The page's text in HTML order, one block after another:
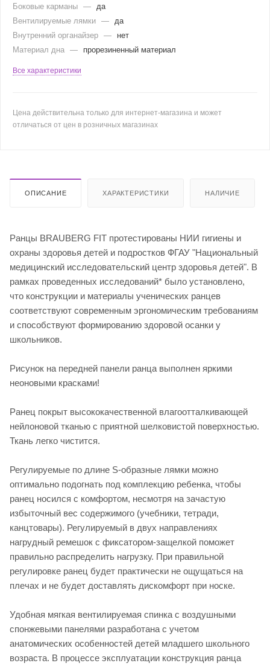
Боковые карманы —
да
Вентилируемые лямки —
да
Внутренний органайзер —
нет
Материал дна — прорезиненный материал
Все характеристики
Цена действительна только для интернет-магазина и может
отличаться от цен в розничных магазинах
ОПИСАНИЕ ХАРАКТЕРИСТИКИ НАЛИЧИЕ
Ранцы BRAUBERG FIT протестированы НИИ гигиены и
охраны здоровья детей и подростков ФГАУ "Национальный
медицинский исследовательский центр здоровья детей". В
рамках проведенных исследований* было установлено,
что конструкции и материалы ученических ранцев
соответствуют современным эргономическим требованиям
и способствуют формированию здоровой осанки у
школьников.
Рисунок на передней панели ранца выполнен яркими
неоновыми красками!
Ранец покрыт высококачественной влагоотталкивающей
нейлоновой тканью с приятной шелковистой поверхностью.
Ткань легко чистится.
Регулируемые по длине S-образные лямки можно
оптимально подогнать под комплекцию ребенка, чтобы
ранец носился с комфортом, несмотря на зачастую
избыточный вес содержимого (учебники, тетради,
канцтовары). Регулируемый в двух направлениях
нагрудный ремешок с фиксатором-защелкой поможет
правильно распределить нагрузку. При правильной
регулировке ранец будет практически не ощущаться на
плечах и не будет доставлять дискомфорт при носке.
Удобная мягкая вентилируемая спинка с воздушными
спонжевыми панелями разработана с учетом
анатомических особенностей детей младшего школьного
возраста. В процессе эксплуатации конструкция ранца